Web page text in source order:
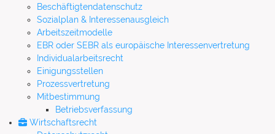
Beschäftigtendatenschutz
Sozialplan & Interessenausgleich
Arbeitszeitmodelle
EBR oder SEBR als europäische Interessenvertretung
Individualarbeitsrecht
Einigungsstellen
Prozessvertretung
Mitbestimmung
Betriebsverfassung
Wirtschaftsrecht